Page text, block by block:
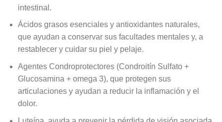
intestinal.
Ácidos grasos esenciales y antioxidantes naturales,
que ayudan a conservar sus facultades mentales y, a
restablecer y cuidar su piel y pelaje.
Agentes Condroprotectores (Condroitín Sulfato +
Glucosamina + omega 3), que protegen sus
articulaciones y ayudan a reducir la inflamación y el
dolor.